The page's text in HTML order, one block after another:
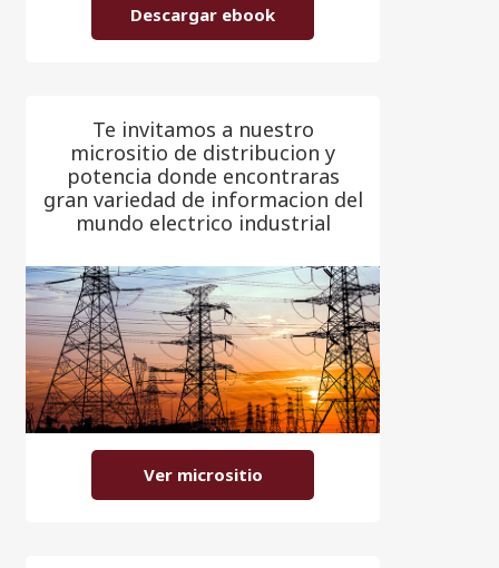
Descargar ebook
Te invitamos a nuestro
micrositio de distribucion y
potencia donde encontraras
gran variedad de informacion del
mundo electrico industrial
Ver micrositio